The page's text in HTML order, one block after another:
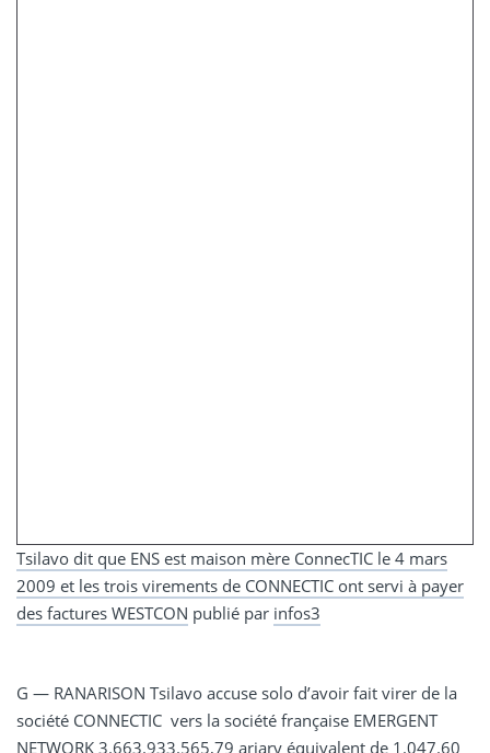
Tsilavo dit que ENS est maison mère ConnecTIC le 4 mars
2009 et les trois virements de CONNECTIC ont servi à payer
des factures WESTCON publié par infos3
G — RANARISON Tsilavo accuse solo d’avoir fait virer de la
société CONNECTIC vers la société française EMERGENT
NETWORK 3.663.933.565,79 ariary équivalent de 1.047.60